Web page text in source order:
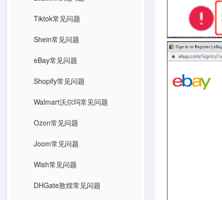
Tiktok常见问题
Shein常见问题
eBay常见问题
Shopify常见问题
Walmart沃尔玛常见问题
Ozon常见问题
Joom常见问题
Wish常见问题
DHGate敦煌常见问题